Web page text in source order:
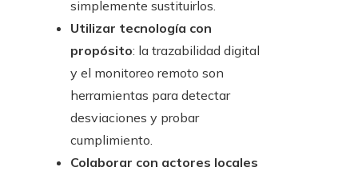
simplemente sustituirlos.
Utilizar tecnología con
propósito: la trazabilidad digital
y el monitoreo remoto son
herramientas para detectar
desviaciones y probar
cumplimiento.
Colaborar con actores locales